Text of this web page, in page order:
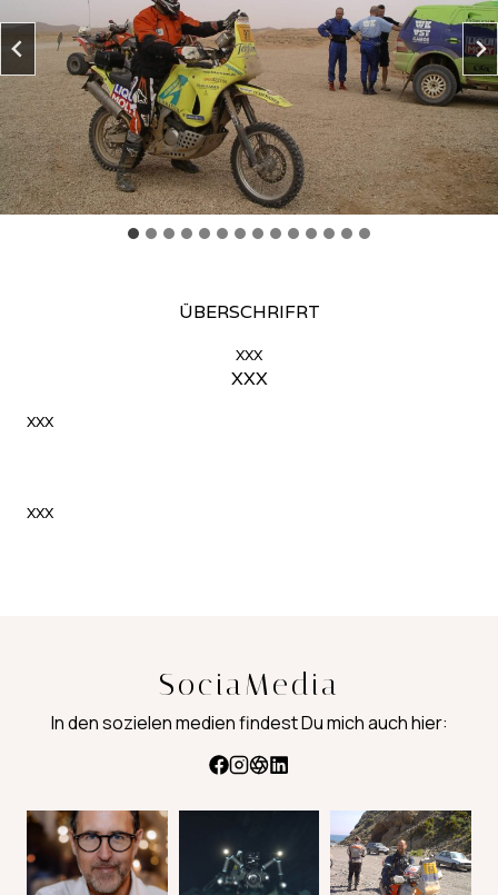
ÜBERSCHRIFRT
xxx
XXX
xxx
xxx
SociaMedia
In den sozielen medien findest Du mich auch hier: